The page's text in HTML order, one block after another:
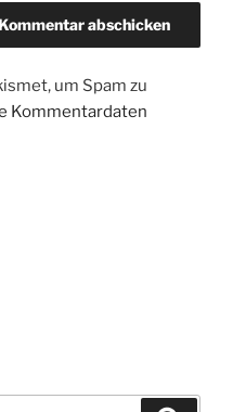
um Spam zu
Kommentardaten